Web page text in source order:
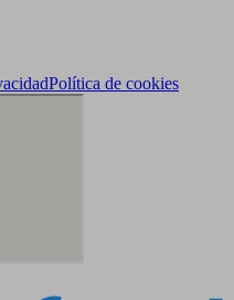
Política de cookies